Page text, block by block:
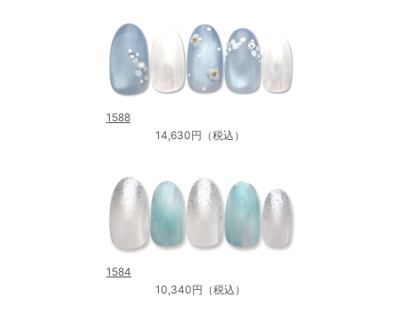
1588
14,630円（税込）
1584
10,340円（税込）